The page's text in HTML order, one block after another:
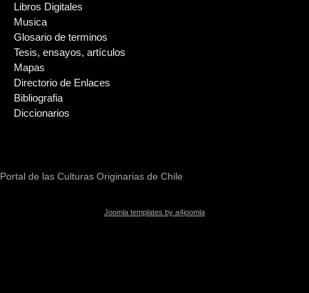
Libros Digitales
Musica
Glosario de terminos
Tesis, ensayos, artículos
Mapas
Directorio de Enlaces
Bibliografia
Diccionarios
Portal de las Culturas Originarias de Chile
Joomla templates by a4joomla